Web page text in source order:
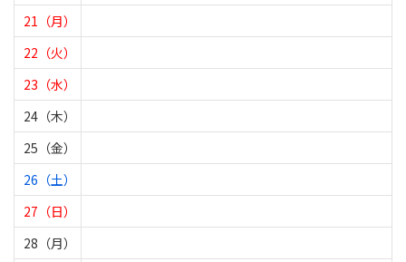
21（月）
22（火）
23（水）
24（木）
25（金）
26（土）
27（日）
28（月）